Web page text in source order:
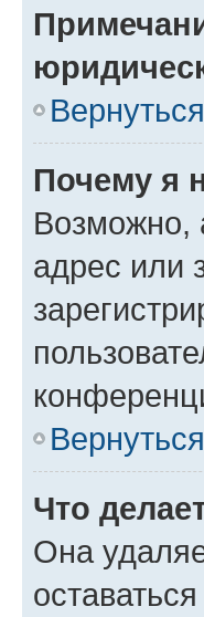
Почему я
Возможно,
адрес или
Что
Она